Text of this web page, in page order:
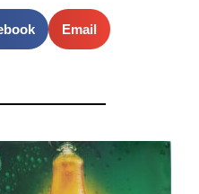
Email